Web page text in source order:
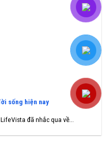
sống hiện nay
đã nhắc qua về...